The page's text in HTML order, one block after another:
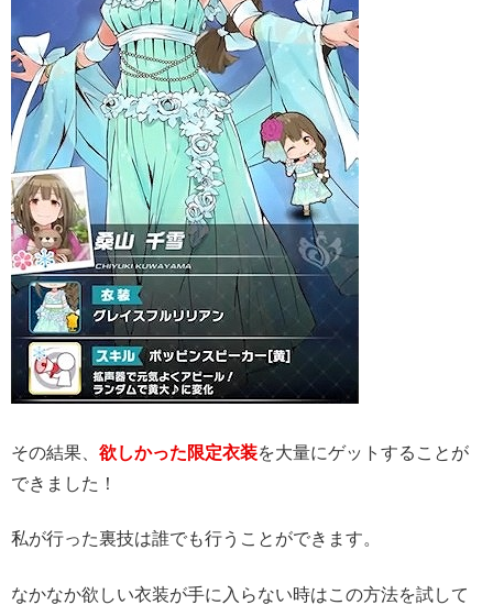
その結果、 欲しかった限定衣装を大量にゲットすることが
できました！
私が行った裏技は誰でも行うことができます。
なかなか欲しい衣装が手に入らない時はこの方法を試して